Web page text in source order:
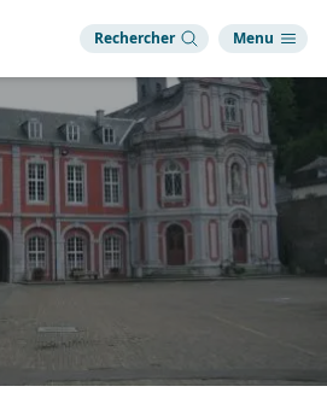
Rechercher Menu